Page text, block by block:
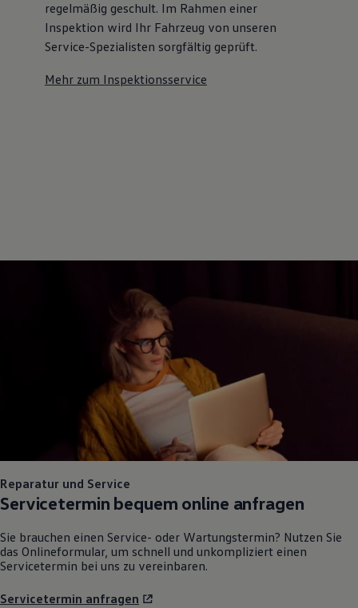
regelmäßig geschult. Im Rahmen einer
Inspektion wird Ihr Fahrzeug von unseren
Service-Spezialisten sorgfältig geprüft.
Mehr zum Inspektionsservice
Reparatur und Service
Servicetermin bequem online anfragen
Sie brauchen einen Service- oder Wartungstermin? Nutzen Sie
das Onlineformular, um schnell und unkompliziert einen
Servicetermin bei uns zu vereinbaren.
Servicetermin anfragen